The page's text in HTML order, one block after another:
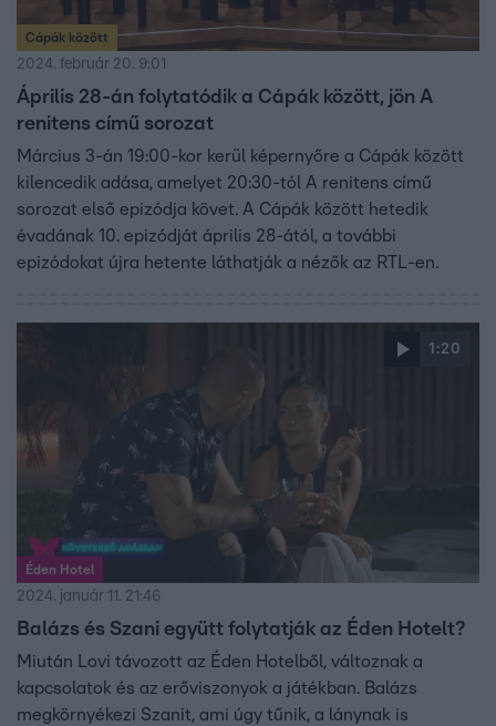
Cápák között
2024. február 20. 9:01
Április 28-án folytatódik a Cápák között, jön A
renitens című sorozat
Március 3-án 19:00-kor kerül képernyőre a Cápák között
kilencedik adása, amelyet 20:30-tól A renitens című
sorozat első epizódja követ. A Cápák között hetedik
évadának 10. epizódját április 28-ától, a további
epizódokat újra hetente láthatják a nézők az RTL-en.
1:20
Éden Hotel
2024. január 11. 21:46
Balázs és Szani együtt folytatják az Éden Hotelt?
Miután Lovi távozott az Éden Hotelből, változnak a
kapcsolatok és az erőviszonyok a játékban. Balázs
megkörnyékezi Szanit, ami úgy tűnik, a lánynak is